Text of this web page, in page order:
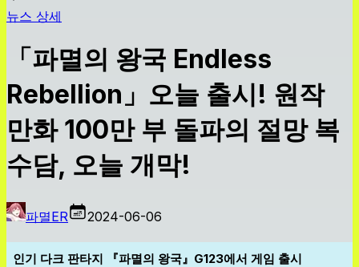
뉴스 상세
「파멸의 왕국 Endless
Rebellion」오늘 출시! 원작
만화 100만 부 돌파의 절망 복
수담, 오늘 개막!
파멸ER 2024-06-06
인기 다크 판타지 『파멸의 왕국』G123에서 게임 출시